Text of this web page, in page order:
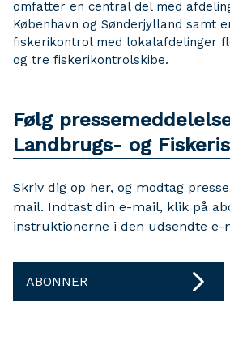
omfatter en central del med
København og Sønderjylland samt
fiskerikontrol med lokalafdelinger
og tre fiskerikontrolskibe.
Følg
Landbrugs- og
Skriv dig op her, og modtag
mail. Indtast din e-mail, klik på
instruktionerne i den udsendte e-
ABONNER